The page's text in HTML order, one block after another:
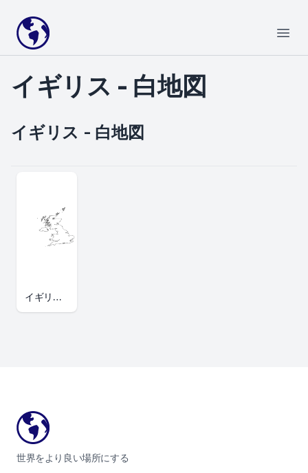
Your Company
イギリス - 白地図
イギリス - 白地図
イギリス白地図
世界をより良い場所にする